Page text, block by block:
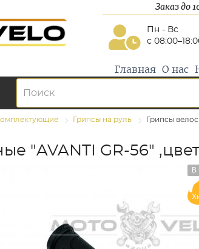
Заказ до
Пн - Вс
с
Главная О нас
Грипсы на руль Грипсы
"AVANTI GR-56"
В